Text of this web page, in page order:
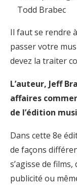
Todd Brabec
Il faut se rendre
passer votre
devez la traiter
L’auteur, Jeff
affaires
de l’édition
Dans cette 8e
de façons
s’agisse de
publicité ou